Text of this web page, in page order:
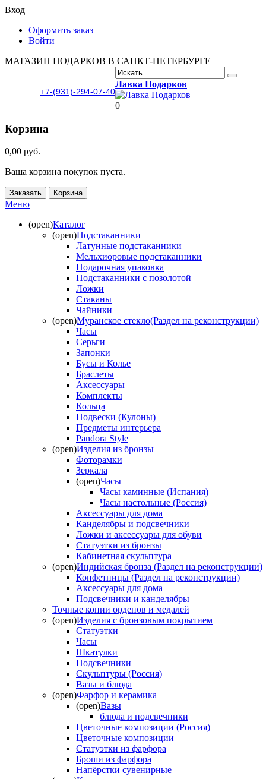
Вход
Оформить заказ
Войти
МАГАЗИН ПОДАРКОВ В САНКТ-ПЕТЕРБУРГЕ
+7-(931)-294-07-40
Лавка Подарков
0
Корзина
0,00 руб.
Ваша корзина покупок пуста.
Заказать Корзина
Меню
(open)Каталог
(open)Подстаканники
Латунные подстаканники
Мельхиоровые подстаканники
Подарочная упаковка
Подстаканники с позолотой
Ложки
Стаканы
Чайники
(open)Муранское стекло(Раздел на реконструкции)
Часы
Серьги
Запонки
Бусы и Колье
Браслеты
Аксессуары
Комплекты
Кольца
Подвески (Кулоны)
Предметы интерьера
Pandora Style
(open)Изделия из бронзы
Фоторамки
Зеркала
(open)Часы
Часы каминные (Испания)
Часы настольные (Россия)
Аксессуары для дома
Канделябры и подсвечники
Ложки и аксессуары для обуви
Статуэтки из бронзы
Кабинетная скульптура
(open)Индийская бронза (Раздел на реконструкции)
Конфетницы (Раздел на реконструкции)
Аксессуары для дома
Подсвечники и канделябры
Точные копии орденов и медалей
(open)Изделия с бронзовым покрытием
Статуэтки
Часы
Шкатулки
Подсвечники
Скульптуры (Россия)
Вазы и блюда
(open)Фарфор и керамика
(open)Вазы
блюда и подсвечники
Цветочные композиции (Россия)
Цветочные композиции
Статуэтки из фарфора
Броши из фарфора
Напёрстки сувенирные